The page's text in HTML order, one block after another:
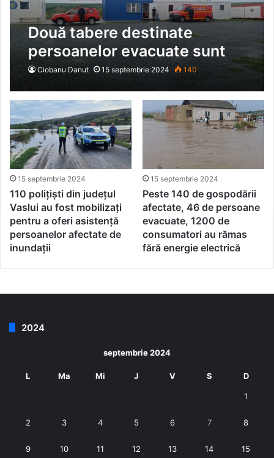
Două tabere destinate
persoanelor evacuate sunt
operaționalizate în
municipiile Bârlad și Huși
Ciobanu Danut 15 septembrie 2024 140
15 septembrie 2024
110 polițiști din județul
Vaslui au fost mobilizați
pentru a oferi asistență
persoanelor afectate de
inundații
15 septembrie 2024
Peste 140 de gospodării
afectate, 46 de persoane
evacuate, 1200 de
consumatori au rămas
fără energie electrică
2024
septembrie 2024
L Ma Mi J V S D
1
2 3 4 5 6 7 8
9 10 11 12 13 14 15